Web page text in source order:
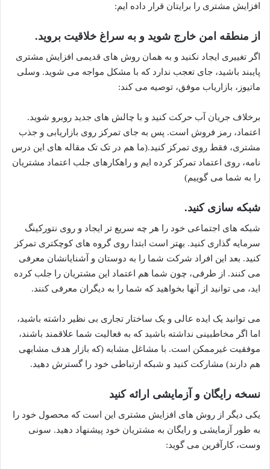
افزایش مشتری را برایتان قرار داده ایم:
از منطقه امن خارج شوید و به سراغ خلاقیت بروید.
اگر تغییری ایجاد نکنید و به همان روش های قدیمی افزایش مشتری
پایبند باشید، جای تعجب ندارد که با مشکل مواجه می شوید. وسلی
ماتیوز، بازاریاب موفق، توصیه می کند:
برخلاف جریان آب حرکت کنید و با چالش های جدید روبرو شوید.
اعتماد، رمز فروش است. پس به جای تمرکز روی بازاریابی و جذب
مشتری، فقط روی تمرکز کنید.(ما هم در تک تک مقاله های این درس
نامه، روی اعتماد تمرکز کرده ایم و راهکارهای جلب اعتماد مشتریان
را به شما می گوییم)
شبکه سازی کنید.
شبکه های اجتماعی خود را هر چه سریع تر ایجاد و روی نتورکینگ
سرمایه گذاری کنید. بهتر است ابتدا روی گروه های کوچکتری تمرکز
کنید. بعد این افراد شرکت شما را به دوستان و آشنایانشان معرفی
می کنند. از طرفی، چون شما هم اعتماد این مشتریان را جلب کرده
اید، می توانید از آنها بخواهید که شما را به دیگران معرفی کنند.
می توانید یک ایده عالی و یک ساختار تجاری بی نظیر داشته باشید،
اما اگر مخاطبینی نداشته باشید که به فعالیت شما علاقمند باشند،
موفقیت غیرممکن است. با مشاغل مشابه (که بازار هدف مشابهی
هم دارند) مشارکت کنید و شبکه ارتباطی خود را گسترش دهید.
نسخه رایگان و آزمایشی ارائه کنید
یکی دیگر از روش های افزایش مشتری این است که محصول خود را
به طور آزمایشی و رایگان به مشتریان خود پیشنهاد دهید. سونی
وست، کارآفرین می گوید: